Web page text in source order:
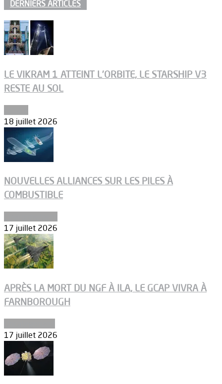
DERNIERS ARTICLES
LE VIKRAM 1 ATTEINT L’ORBITE, LE STARSHIP V3
RESTE AU SOL
18 juillet 2026
NOUVELLES ALLIANCES SUR LES PILES À
COMBUSTIBLE
17 juillet 2026
APRÈS LA MORT DU NGF À ILA, LE GCAP VIVRA À
FARNBOROUGH
17 juillet 2026